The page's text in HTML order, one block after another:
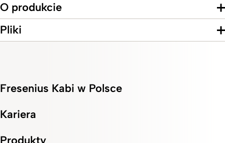
O produkcie
Pliki
Fresenius Kabi w Polsce
Kariera
Produkty